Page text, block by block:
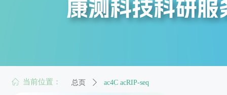
ꀇ 当前位置： 总页 ꄲ ac4C acRIP-seq